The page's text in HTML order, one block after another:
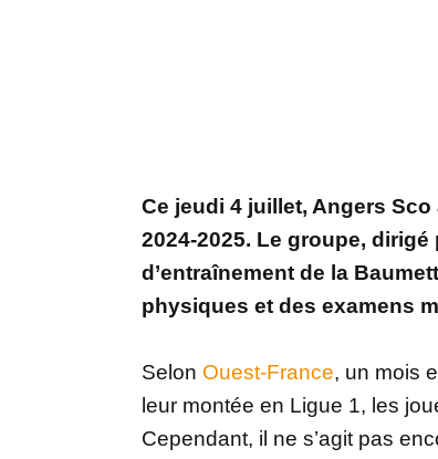
Ce jeudi 4 juillet, Angers
2024-2025. Le groupe,
d’entraînement de la
physiques et des examens
Selon Ouest-France, un mois
leur montée en Ligue 1, les
Cependant, il ne s’agit pas